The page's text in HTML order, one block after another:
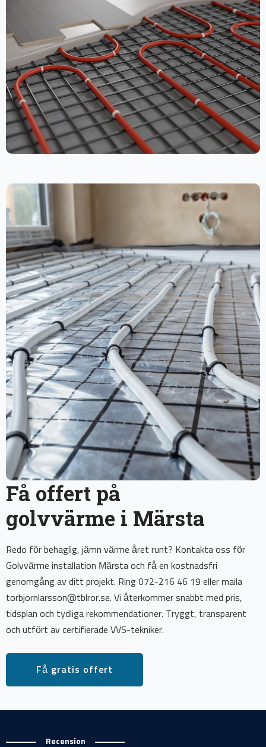
Få offert på
golvvärme i Märsta
Redo för behaglig, jämn värme året runt? Kontakta oss för
Golvvärme installation Märsta och få en kostnadsfri
genomgång av ditt projekt. Ring 072-216 46 19 eller maila
torbjornlarsson@tblror.se. Vi återkommer snabbt med pris,
tidsplan och tydliga rekommendationer. Tryggt, transparent
och utfört av certifierade VVS-tekniker.
Få gratis offert
Recension